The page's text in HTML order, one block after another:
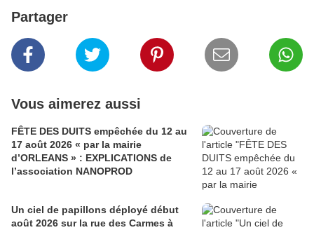
Partager
Vous aimerez aussi
FÊTE DES DUITS empêchée du 12 au
17 août 2026 « par la mairie
d’ORLEANS » : EXPLICATIONS de
l’association NANOPROD
Un ciel de papillons déployé début
août 2026 sur la rue des Carmes à